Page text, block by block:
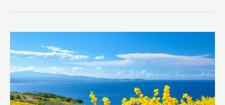
mer
de
mimosa
incontournable